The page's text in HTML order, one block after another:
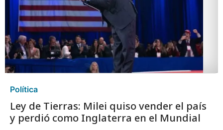
Política
Ley de Tierras: Milei quiso vender el país
y perdió como Inglaterra en el Mundial